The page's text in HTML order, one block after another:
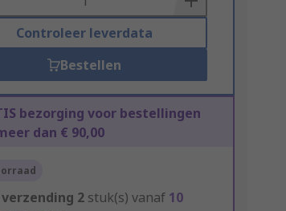
Controleer leverdata
Bestellen
bezorging voor bestellingen
dan € 90,00
verzending 2 stuk(s) vanaf 10